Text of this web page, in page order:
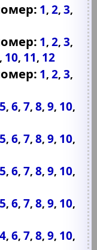
1,2,3,
1,2,3,
, 10, 11, 12
1,2,3,
5,6,7,8,9, 10,
5,6,7,8,9, 10,
5,6,7,8,9, 10,
5,6,7,8,9, 10,
4,6,7,8,9, 10,